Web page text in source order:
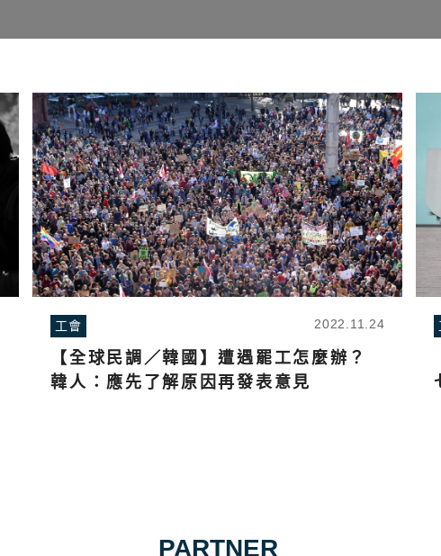
工會 2022.11.24
【全球民調／韓國】遭遇罷工怎麼辦？
韓人：應先了解原因再發表意見
PARTNER